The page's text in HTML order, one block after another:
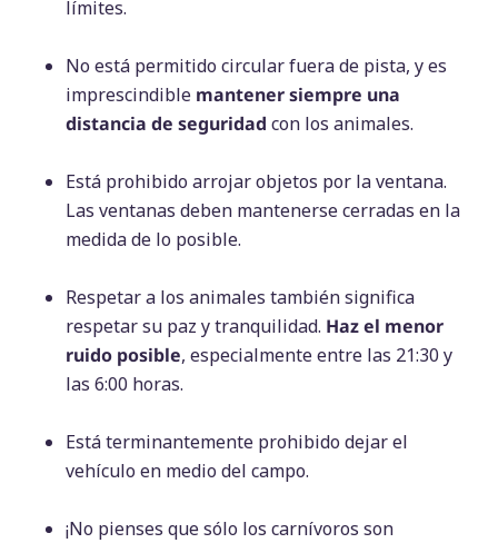
límites.
No está permitido circular fuera de pista, y es
imprescindible mantener siempre una
distancia de seguridadcon los animales.
Está prohibido arrojar objetos por la ventana.
Las ventanas deben mantenerse cerradas en la
medida de lo posible.
Respetar a los animales también significa
respetar su paz y tranquilidad. Haz el menor
ruido posible, especialmente entre las 21:30 y
las 6:00 horas.
Está terminantemente prohibido dejar el
vehículo en medio del campo.
¡No pienses que sólo los carnívoros son